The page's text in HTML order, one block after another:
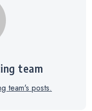
team
team's posts.